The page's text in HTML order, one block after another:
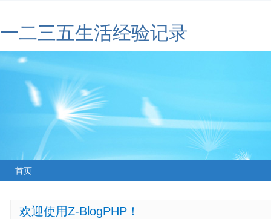
一二三五生活经验记录
首页
欢迎使用Z-BlogPHP！